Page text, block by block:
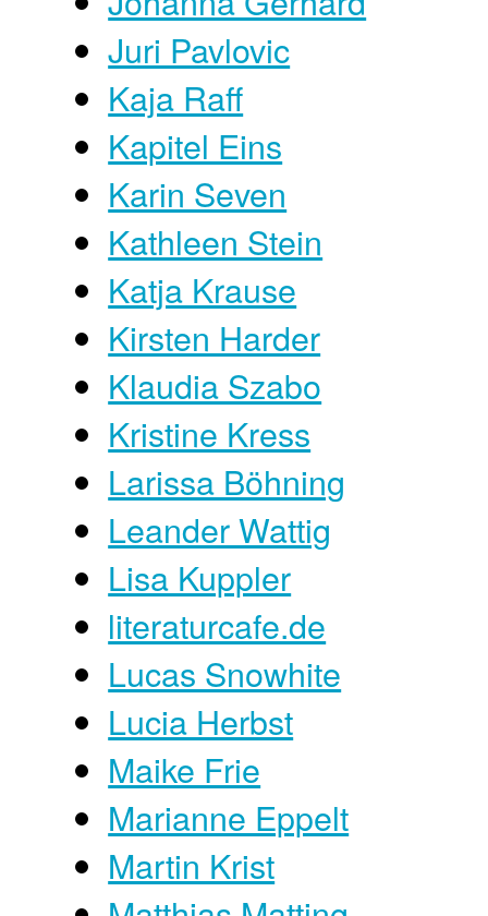
Juri Pavlovic
Kaja Raff
Kapitel Eins
Karin Seven
Kathleen Stein
Katja Krause
Kirsten Harder
Klaudia Szabo
Kristine Kress
Larissa Böhning
Leander Wattig
Lisa Kuppler
literaturcafe.de
Lucas Snowhite
Lucia Herbst
Maike Frie
Marianne Eppelt
Martin Krist